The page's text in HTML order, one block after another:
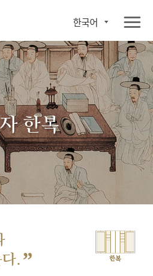
한국어
한복
. ” 한복